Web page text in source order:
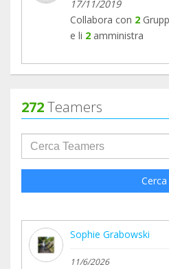
17/11/2019
Collabora con 2
e li 2 amministra
272Teamers
Cerca
Sophie Grabowski
11/6/2026